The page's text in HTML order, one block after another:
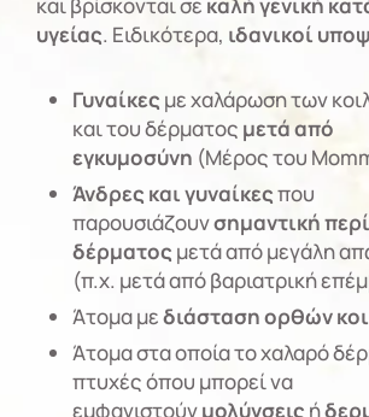
υγείας. Ειδικότερα, ιδανικοί
Γυναίκες με χαλάρωση των
και του δέρματος μετά από
εγκυμοσύνη (Μέρος του
Άνδρες και γυναίκεςπου
παρουσιάζουνσημαντική
δέρματος μετά από μεγάλη
(π.χ. μετά από βαριατρική
Άτομα μεδιάσταση ορθών
Άτομα στα οποία το χαλαρό
πτυχές όπου μπορεί να
εμφανιστούνμολύνσεις ή